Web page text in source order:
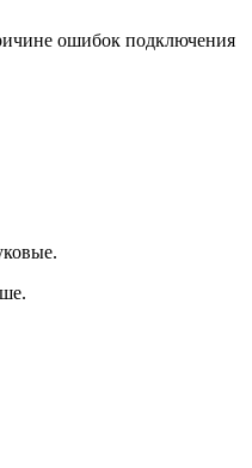
ошибок подключения